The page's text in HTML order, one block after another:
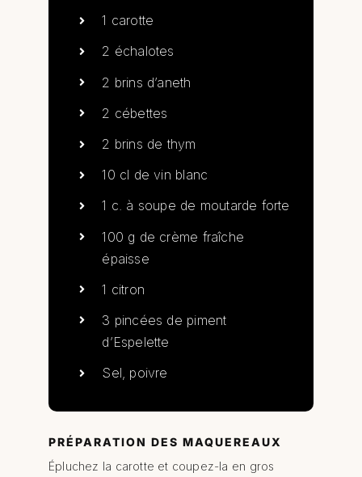
1 carotte
2 échalotes
2 brins d’aneth
2 cébettes
2 brins de thym
10 cl de vin blanc
1 c. à soupe de moutarde forte
100 g de crème fraîche
épaisse
1 citron
3 pincées de piment
d’Espelette
Sel, poivre
PRÉPARATION DES MAQUEREAUX
Épluchez la carotte et coupez-la en gros